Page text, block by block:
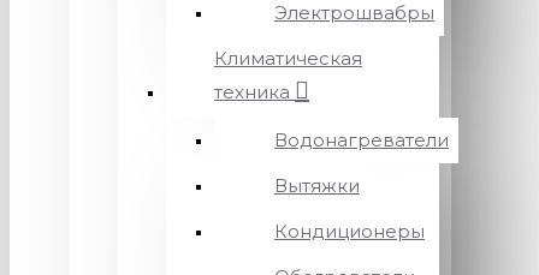
Электрошвабры
Климатическая
техника
Водонагреватели
Вытяжки
Кондиционеры